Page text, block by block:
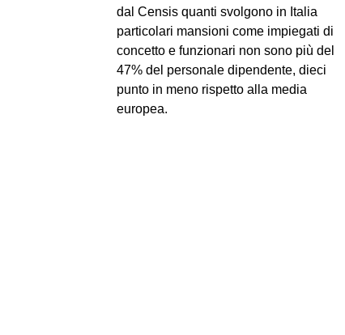
dal Censis quanti svolgono in Italia
particolari mansioni come impiegati di
concetto e funzionari non sono più del
47% del personale dipendente, dieci
punto in meno rispetto alla media
europea.